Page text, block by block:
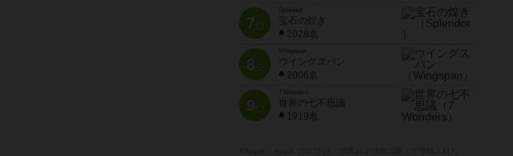
7位
宝石の煌き
2028名
8位
Wingspan
ウイングスパン
2006名
9位
7 Wonders
世界の七不思議
1919名